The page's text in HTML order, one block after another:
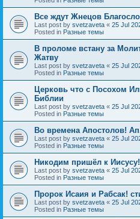
Все ждут Жнецов
Last post by svetzaveta « 25 Jul
Posted in Разные темы
В проломе встану за
Жатву
Last post by svetzaveta « 25 Jul
Posted in Разные темы
Церковь что с Посохом
Библии
Last post by svetzaveta « 25 Jul
Posted in Разные темы
Во времена Апостолов!
Last post by svetzaveta « 25 Jul
Posted in Разные темы
Никодим пришёл к
Last post by svetzaveta « 25 Jul
Posted in Разные темы
Пророк Исаия и Рабсак!
Last post by svetzaveta « 25 Jul
Posted in Разные темы